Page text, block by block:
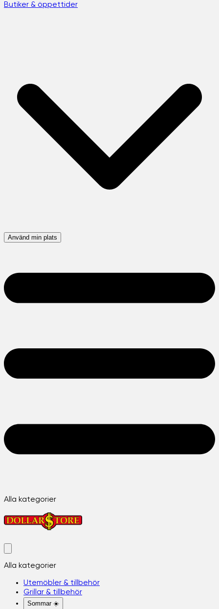
Butiker & öppettider
Använd min plats
Alla kategorier
Alla kategorier
Utemöbler & tillbehör
Grillar & tillbehör
Sommar ☀️